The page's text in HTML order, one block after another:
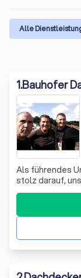
das neue Dach
Bewertungen
richtige
Alle
1.Bauhofer
Als führendes
stolz darauf,
Bereichen
spezifischen